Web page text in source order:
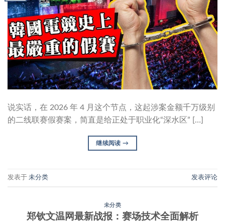
说实话，在 2026 年 4 月这个节点，这起涉案金额千万级别
的二线联赛假赛案，简直是给正处于职业化“深水区” […]
继续阅读→
发表于 未分类 发表评论
未分类
郑钦文温网最新战报：赛场技术全面解析